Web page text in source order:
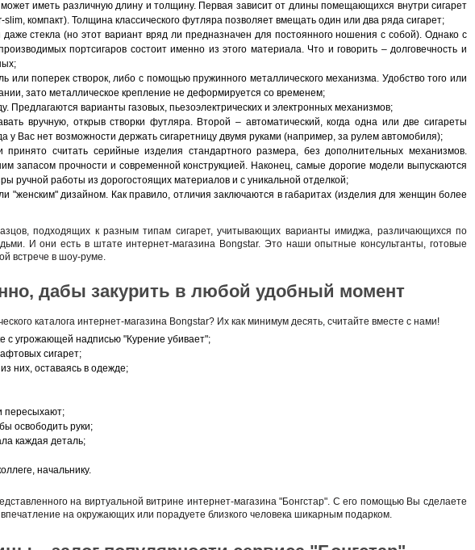
иметь различную длину и толщину. Первая зависит от длины помещающихся внутри сигарет
компакт). Толщина классического футляра позволяет вмещать один или два ряда сигарет;
стекла (но этот вариант вряд ли предназначен для постоянного ношения с собой). Однако с
портсигаров состоит именно из этого материала. Что и говорить – долговечность и
поперек створок, либо с помощью пружинного металлического механизма. Удобство того или
зато металлическое крепление не деформируется со временем;
варианты газовых, пьезоэлектрических и электронных механизмов;
вручную, открыв створки футляра. Второй – автоматический, когда одна или две сигареты
у Вас нет возможности держать сигаретницу двумя руками (например, за рулем автомобиля);
считать серийные изделия стандартного размера, без дополнительных механизмов.
запасом прочности и современной конструкцией. Наконец, самые дорогие модели выпускаются
ручной работы из дорогостоящих материалов и с уникальной отделкой;
"женским" дизайном. Как правило, отличия заключаются в габаритах (изделия для женщин более
подходящих к разным типам сигарет, учитывающих варианты имиджа, различающихся по
И они есть в штате интернет-магазина Bongstar. Это наши опытные консультанты, готовые
встрече в шоу-руме.
дабы закурить в любой удобный момент
каталога интернет-магазина Bongstar? Их как минимум десять, считайте вместе с нами!
с угрожающей надписью "Курение убивает";
сигарет;
них, оставаясь в одежде;
пересыхают;
освободить руки;
каждая деталь;
начальнику.
на виртуальной витрине интернет-магазина "Бонгстар". С его помощью Вы сделаете
на окружающих или порадуете близкого человека шикарным подарком.